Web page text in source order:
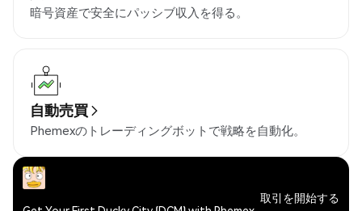
暗号資産で安全にパッシブ収入を得る。
自動売買
Phemexのトレーディングボットで戦略を自動化。
取引を開始する